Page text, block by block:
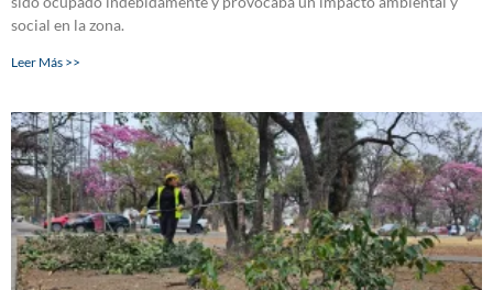
social en la zona.
Leer Más >>